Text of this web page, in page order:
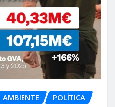
AMBIENTE POLÍTICA